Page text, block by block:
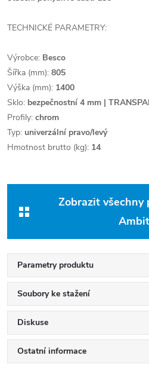
TECHNICKÉ PARAMETRY:
Výrobce: Besco
Šířka (mm): 805
Výška (mm): 1400
Sklo: bezpečnostní 4 mm |
Profily: chrom
Typ: univerzální pravo/levý
Hmotnost brutto (kg): 14
Zobrazit všechny
Parametry produktu
Soubory ke stažení
Diskuse
Ostatní informace